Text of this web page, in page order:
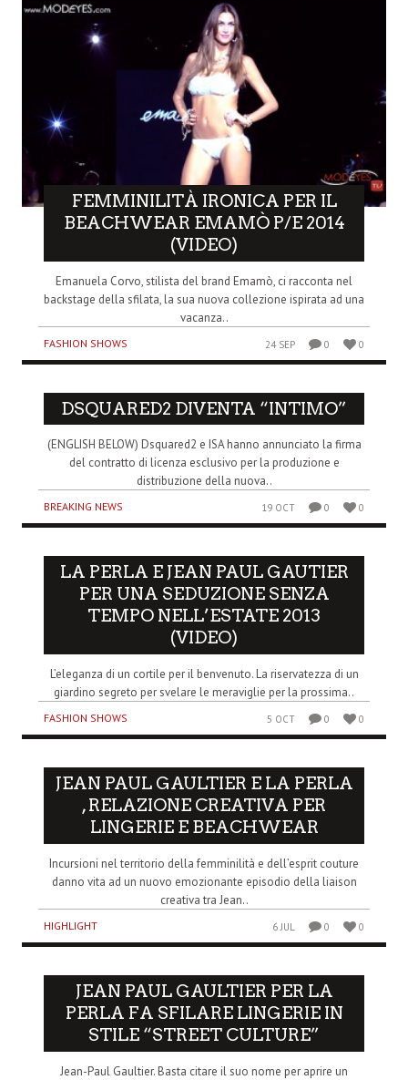
FEMMINILITÀ IRONICA PER IL
BEACHWEAR EMAMÒ P/E 2014
(VIDEO)
Emanuela Corvo, stilista del brand Emamò, ci racconta nel
backstage della sfilata, la sua nuova collezione ispirata ad una
vacanza..
FASHION SHOWS 24 SEP 0 0
DSQUARED2 DIVENTA “INTIMO”
(ENGLISH BELOW) Dsquared2 e ISA hanno annunciato la firma
del contratto di licenza esclusivo per la produzione e
distribuzione della nuova..
BREAKING NEWS 19 OCT 0 0
LA PERLA E JEAN PAUL GAUTIER
PER UNA SEDUZIONE SENZA
TEMPO NELL’ESTATE 2013
(VIDEO)
L’eleganza di un cortile per il benvenuto. La riservatezza di un
giardino segreto per svelare le meraviglie per la prossima..
FASHION SHOWS 5 OCT 0 0
JEAN PAUL GAULTIER E LA PERLA
, RELAZIONE CREATIVA PER
LINGERIE E BEACHWEAR
Incursioni nel territorio della femminilità e dell’esprit couture
danno vita ad un nuovo emozionante episodio della liaison
creativa tra Jean..
HIGHLIGHT 6 JUL 0 0
JEAN PAUL GAULTIER PER LA
PERLA FA SFILARE LINGERIE IN
STILE “STREET CULTURE”
Jean-Paul Gaultier. Basta citare il suo nome per aprire un